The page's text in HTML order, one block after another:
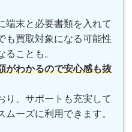
端末と必要書類を入れて
も買取対象になる可能性
ことも。
がわかるので安心感も抜
り、サポートも充実して
ーズに利用できます。